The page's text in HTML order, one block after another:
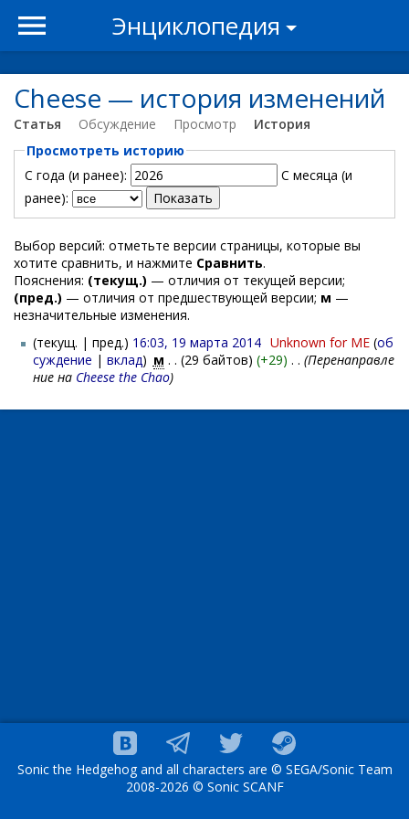
Энциклопедия
Cheese — история изменений
Статья Обсуждение Просмотр
История
Просмотреть историю
С года (и ранее):
С месяца (и
ранее):
Выбор версий: отметьте версии страницы, которые вы
хотите сравнить, и нажмите Сравнить.
Пояснения: (текущ.) — отличия от текущей версии;
(пред.) — отличия от предшествующей версии; м —
незначительные изменения.
(текущ. | пред.) 16:03, 19 марта 2014 Unknown for ME (об
суждение | вклад) м . . (29 байтов) (+29) . . (Перенаправле
ние на Cheese the Chao)
Sonic the Hedgehog and all characters are © SEGA/Sonic Team
2008-2026 © Sonic SCANF